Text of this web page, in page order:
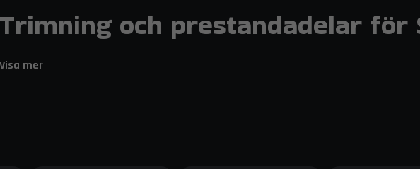
Trimning och prestandadelar för
helhetsupplevelse vid både vardagskörning och mer aktiv användning. Hos
Visa mer